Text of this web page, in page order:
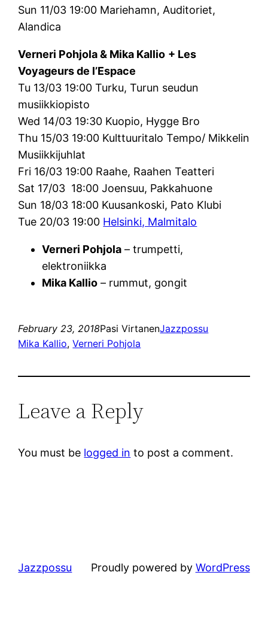
Sun 11/03 19:00 Mariehamn, Auditoriet,
Alandica
Verneri Pohjola & Mika Kallio + Les
Voyageurs de l’Espace
Tu 13/03 19:00 Turku, Turun seudun
musiikkiopisto
Wed 14/03 19:30 Kuopio, Hygge Bro
Thu 15/03 19:00 Kulttuuritalo Tempo/ Mikkelin
Musiikkijuhlat
Fri 16/03 19:00 Raahe, Raahen Teatteri
Sat 17/03 18:00 Joensuu, Pakkahuone
Sun 18/03 18:00 Kuusankoski, Pato Klubi
Tue 20/03 19:00 Helsinki, Malmitalo
Verneri Pohjola – trumpetti,
elektroniikka
Mika Kallio – rummut, gongit
February 23, 2018Pasi VirtanenJazzpossu
Mika Kallio, Verneri Pohjola
Leave a Reply
You must be logged in to post a comment.
Jazzpossu Proudly powered by WordPress